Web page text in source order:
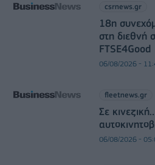
csrnews.gr
18η
στη διεθνή
FTSE4Good
06/08/2026 -
fleetnews.gr
Σε
06/08/2026 -